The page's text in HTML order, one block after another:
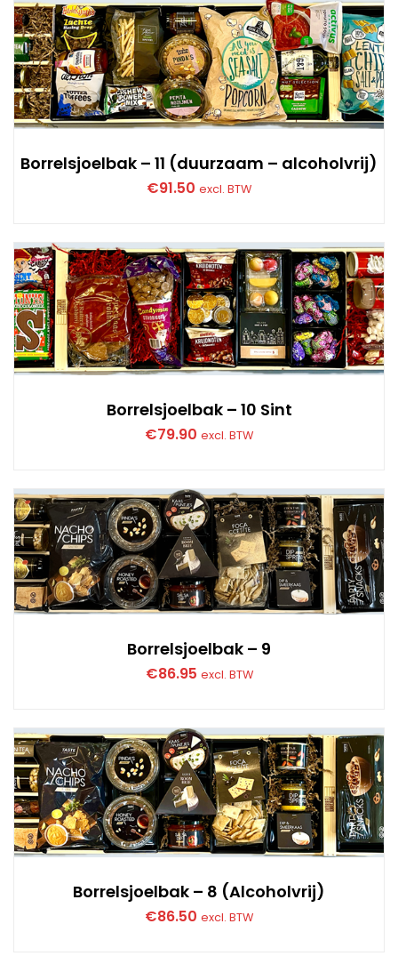
Borrelsjoelbak – 11 (duurzaam – alcoholvrij)
€91.50 excl. BTW
Borrelsjoelbak – 10 Sint
€79.90 excl. BTW
Borrelsjoelbak – 9
€86.95 excl. BTW
Borrelsjoelbak – 8 (Alcoholvrij)
€86.50 excl. BTW